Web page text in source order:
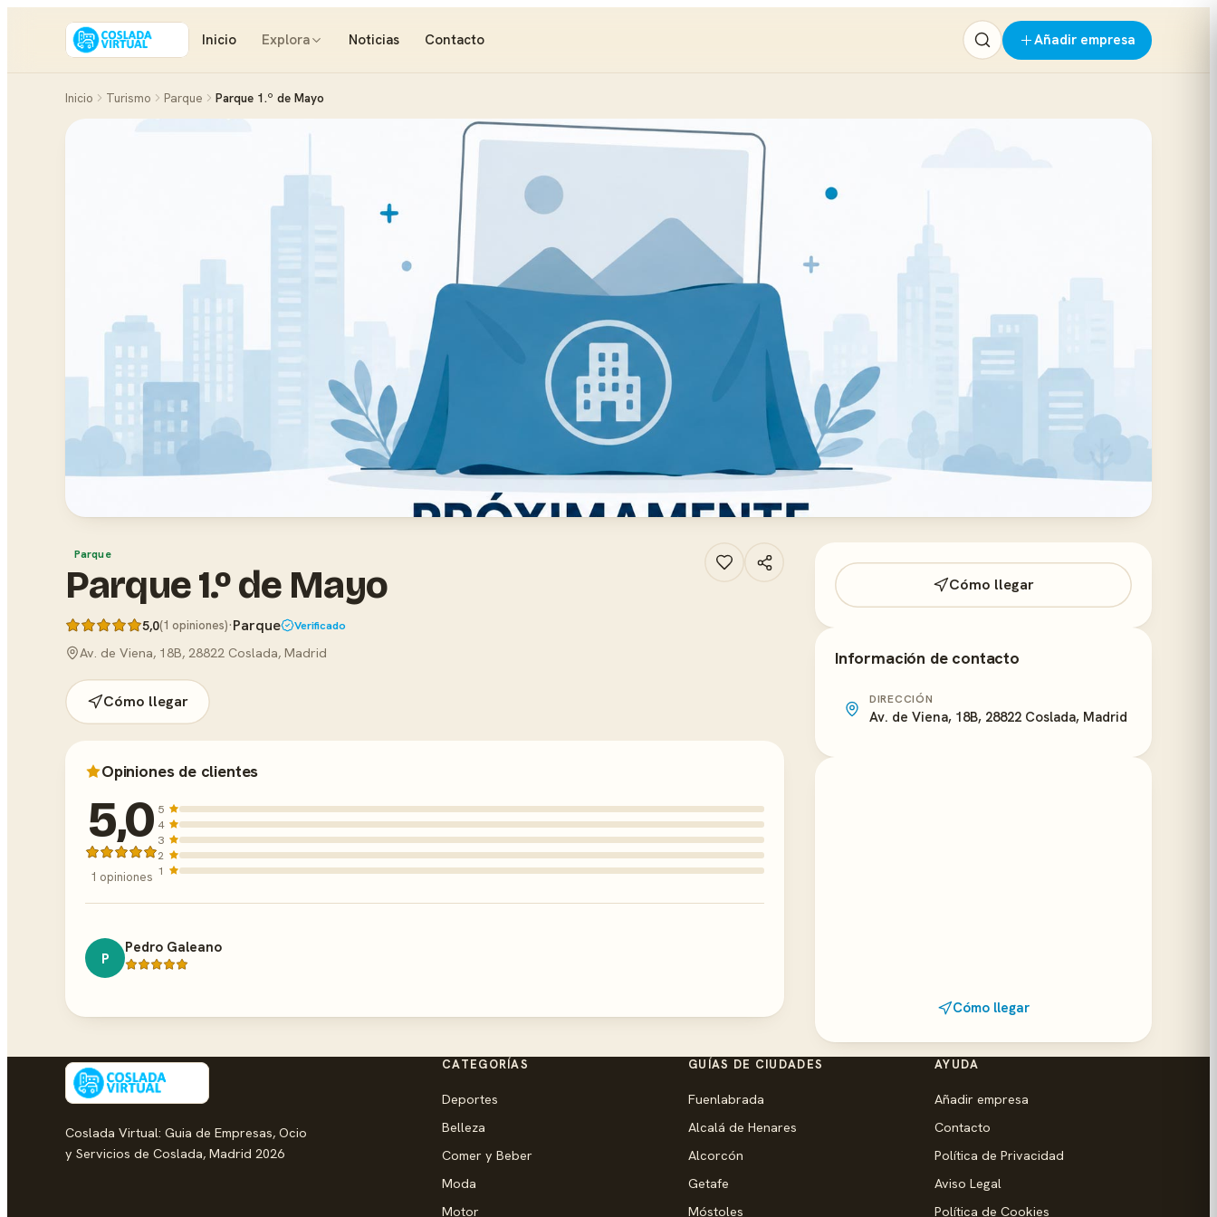
Inicio Explora Noticias Contacto Añadir empresa
Inicio Turismo Parque Parque 1.º de Mayo
Parque
Parque 1.º de Mayo
5,0(1 opiniones)·Parque Verificado
Av. de Viena, 18B, 28822 Coslada, Madrid
Cómo llegar
Opiniones de clientes
5,0
1 opiniones
5
4
3
2
1
P
Pedro Galeano
Cómo llegar
Información de contacto
DIRECCIÓN
Av. de Viena, 18B, 28822 Coslada, Madrid
Cómo llegar
Coslada Virtual: Guia de Empresas, Ocio
y Servicios de Coslada, Madrid 2026
CATEGORÍAS
Deportes
Belleza
Comer y Beber
Moda
Motor
GUÍAS DE CIUDADES
Fuenlabrada
Alcalá de Henares
Alcorcón
Getafe
Móstoles
AYUDA
Añadir empresa
Contacto
Política de Privacidad
Aviso Legal
Política de Cookies